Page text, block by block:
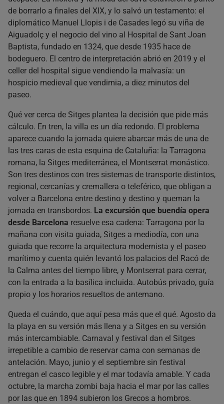
de borrarlo a finales del XIX, y lo salvó un testamento: el
diplomático Manuel Llopis i de Casades legó su viña de
Aiguadolç y el negocio del vino al Hospital de Sant Joan
Baptista, fundado en 1324, que desde 1935 hace de
bodeguero. El centro de interpretación abrió en 2019 y el
celler del hospital sigue vendiendo la malvasía: un
hospicio medieval que vendimia, a diez minutos del
paseo.
Qué ver cerca de Sitges plantea la decisión que pide más
cálculo. En tren, la villa es un día redondo. El problema
aparece cuando la jornada quiere abarcar más de una de
las tres caras de esta esquina de Cataluña: la Tarragona
romana, la Sitges mediterránea, el Montserrat monástico.
Son tres destinos con tres sistemas de transporte distintos,
regional, cercanías y cremallera o teleférico, que obligan a
volver a Barcelona entre destino y destino y queman la
jornada en transbordos. La excursión que buendía opera
desde Barcelona resuelve esa cadena: Tarragona por la
mañana con visita guiada, Sitges a mediodía, con una
guiada que recorre la arquitectura modernista y el paseo
marítimo y cuenta quién levantó los palacios del Racó de
la Calma antes del tiempo libre, y Montserrat para cerrar,
con la entrada a la basílica incluida. Autobús privado, guía
propio y los horarios resueltos de antemano.
Queda el cuándo, que aquí pesa más que el qué. Agosto da
la playa en su versión más llena y a Sitges en su versión
más intercambiable. Carnaval y festival dan el Sitges
irrepetible a cambio de reservar cama con semanas de
antelación. Mayo, junio y el septiembre sin festival
entregan el casco legible y el mar todavía amable. Y cada
octubre, la marcha zombi baja hacia el mar por las calles
por las que en 1894 subieron los Grecos a hombros.